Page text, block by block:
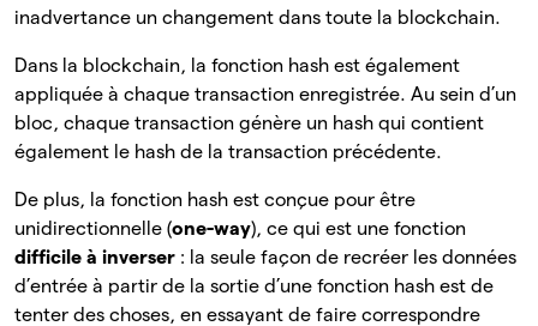
inadvertance un changement dans toute la blockchain.
Dans la blockchain, la fonction hash est également
appliquée à chaque transaction enregistrée. Au sein d’un
bloc, chaque transaction génère un hash qui contient
également le hash de la transaction précédente.
De plus, la fonction hash est conçue pour être
unidirectionnelle (one-way), ce qui est une fonction
difficile à inverser : la seule façon de recréer les données
d’entrée à partir de la sortie d’une fonction hash est de
tenter des choses, en essayant de faire correspondre